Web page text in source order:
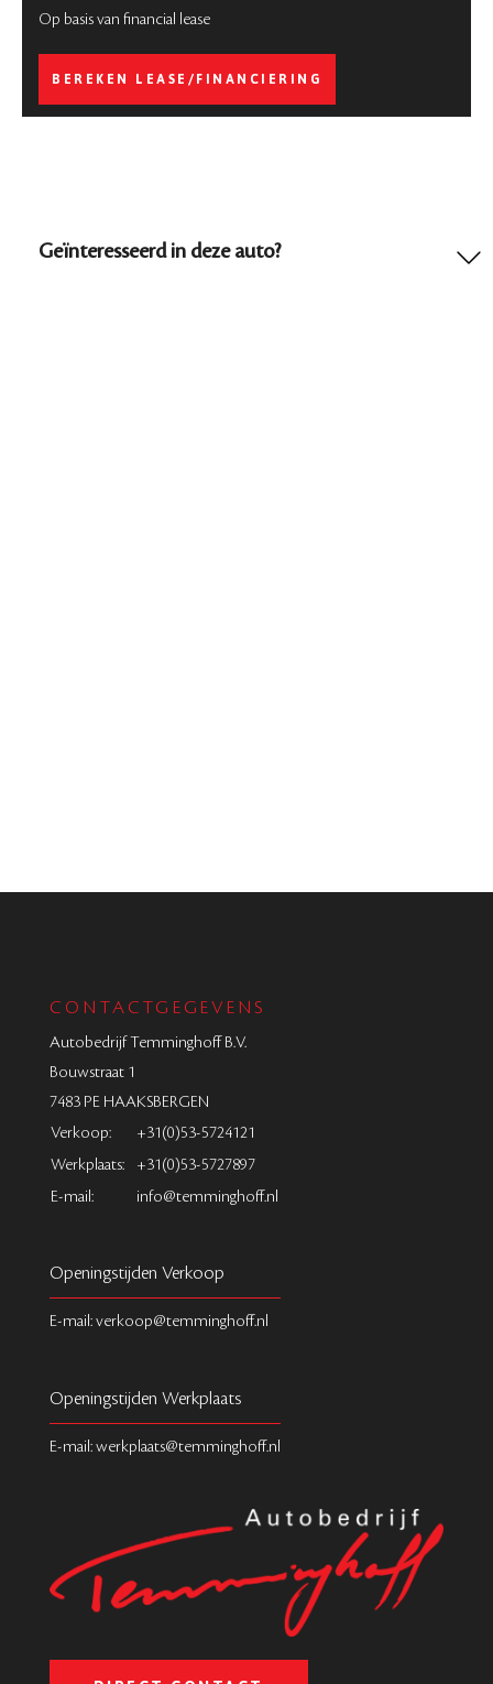
Op basis van financial lease
BEREKEN LEASE/FINANCIERING
Geïnteresseerd in deze auto?
CONTACTGEGEVENS
Autobedrijf Temminghoff B.V.
Bouwstraat 1
7483 PE HAAKSBERGEN
Verkoop:
+31(0)53-5724121
Werkplaats:
+31(0)53-5727897
E-mail:
info@temminghoff.nl
Openingstijden Verkoop
E-mail: verkoop@temminghoff.nl
Openingstijden Werkplaats
E-mail: werkplaats@temminghoff.nl